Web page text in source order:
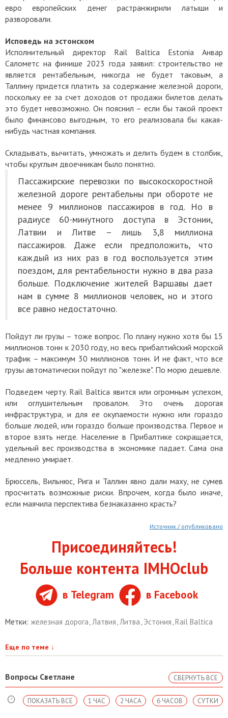
евро европейских денег растранжирили латыши и
разворовали.
Исповедь на эстонском
Исполнительный директор Rail Baltica Estonia Анвар
Салометс на финише 2023 года заявил: строительство не
является рентабельным, никогда не будет таковым, а
Таллину придется платить за содержание железной дороги,
поскольку ее за счет доходов от продажи билетов делать
это будет невозможно. Он пояснил – если бы такой проект
было финансово выгодным, то его реализовала бы какая-
нибудь частная компания.
Складывать, вычитать, умножать и делить будем в столбик,
чтобы круглым двоечникам было понятно.
Пассажирские перевозки по высокоскоростной
железной дороге рентабельны при обороте не
менее 9 миллионов пассажиров в год. Но в
радиусе 60-минутного доступа в Эстонии,
Латвии и Литве – лишь 3,8 миллиона
пассажиров. Даже если предположить, что
каждый из них раз в год воспользуется этим
поездом, для рентабельности нужно в два раза
больше. Подключение жителей Варшавы дает
нам в сумме 8 миллионов человек, но и этого
все равно недостаточно.
Пойдут ли грузы – тоже вопрос. По плану нужно хотя бы 15
миллионов тонн к 2030 году, но весь прибалтийский морской
трафик – максимум 30 миллионов тонн. И не факт, что все
грузы автоматически пойдут по "железке". По морю дешевле.
Подведем черту. Rail Baltica явится или огромным успехом,
или оглушительным провалом. Это очень дорогая
инфраструктура, и для ее окупаемости нужно или гораздо
больше людей, или гораздо больше производства. Первое и
второе взять негде. Население в Прибалтике сокращается,
удельный вес производства в экономике падает. Сама она
медленно умирает.
Брюссель, Вильнюс, Рига и Таллин явно дали маху, не сумев
просчитать возможные риски. Впрочем, когда было иначе,
если маячила перспектива безнаказанно красть?
Источник / опубликовано
Присоединяйтесь!
Больше контента IMHOclub
в Telegram в Facebook
Метки: железная дорога Латвия Литва Эстония Rail Baltica
Еще по теме ↓
Вопросы Светлане СВЕРНУТЬ ВСЕ
СУТКИ
6 ЧАСОВ
2 ЧАСА
1 ЧАС
ПОКАЗАТЬ ВСЕ